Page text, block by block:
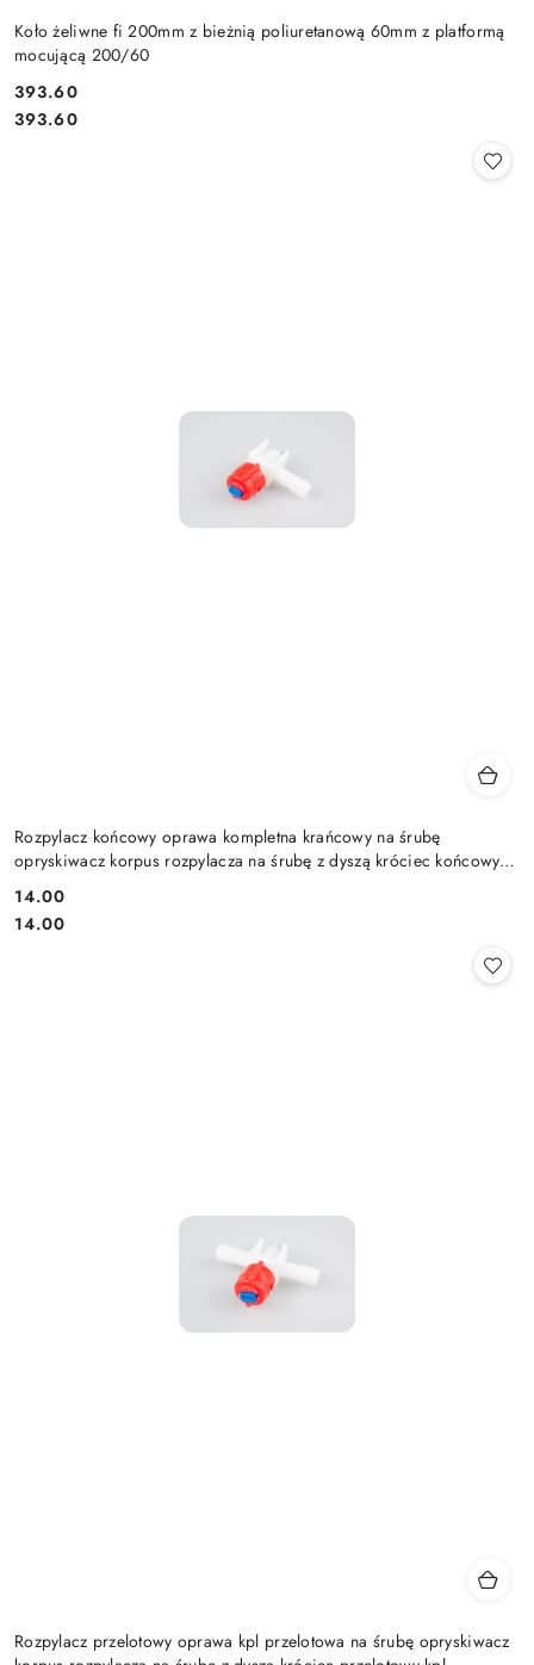
Koło żeliwne fi 200mm z bieżnią poliuretanową 60mm z platformą
mocującą 200/60
Cena:
393.60
Cena:
393.60
Rozpylacz końcowy oprawa kompletna krańcowy na śrubę
opryskiwacz korpus rozpylacza na śrubę z dyszą króciec końcowy
Cena:
14.00
Cena:
14.00
Rozpylacz przelotowy oprawa kpl przelotowa na śrubę opryskiwacz